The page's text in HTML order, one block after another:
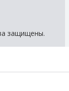
защищены.